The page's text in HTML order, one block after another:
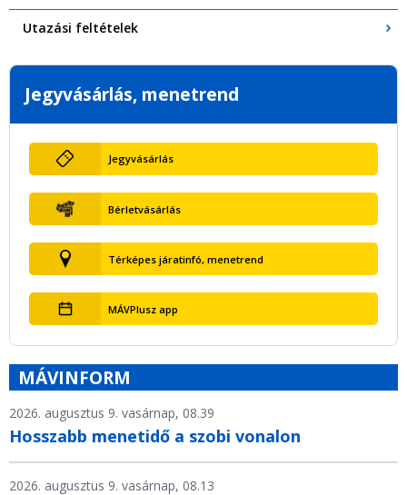
Utazási feltételek
Jegyvásárlás, menetrend
Jegyvásárlás
Bérletvásárlás
Térképes járatinfó, menetrend
MÁVPlusz app
MÁVINFORM
2026. augusztus 9. vasárnap, 08.39
Hosszabb menetidő a szobi vonalon
2026. augusztus 9. vasárnap, 08.13